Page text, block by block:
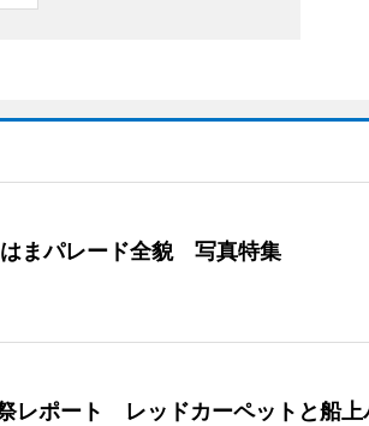
まパレード全貌 写真特集
レポート レッドカーペットと船上